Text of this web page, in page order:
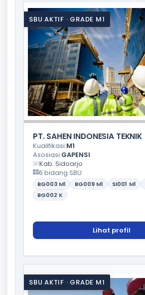
SBU AKTIF · GRADE M1
PT. SAHEN INDONESIA TEKNIK
Kualifikasi:M1
Asosiasi:GAPENSI
Kab. Sidoarjo
6 bidang SBU
BG003 M1 BG009 M1 SI001 M1
BG002 K
Lihat profil
SBU AKTIF · GRADE M1